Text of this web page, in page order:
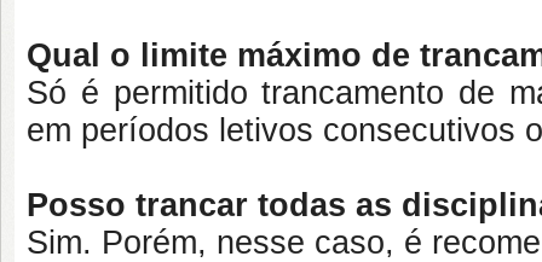
Qual o limite máximo de
Só é permitido trancamento de
em períodos letivos consecutivos
Posso trancar todas as
Sim. Porém, nesse caso, é